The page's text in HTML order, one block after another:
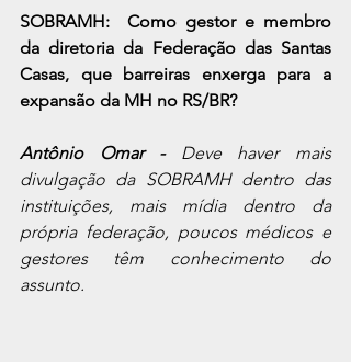
SOBRAMH:  Como gestor e membro
da diretoria da Federação das Santas
Casas, que barreiras enxerga para a
expansão da MH no RS/BR?
Antônio Omar - Deve haver mais
divulgação da SOBRAMH dentro das
instituições, mais mídia dentro da
própria federação, poucos médicos e
gestores têm conhecimento do
assunto.